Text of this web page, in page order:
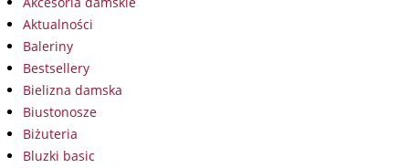
Aktualności
Baleriny
Bestsellery
Bielizna damska
Biustonosze
Biżuteria
Bluzki basic